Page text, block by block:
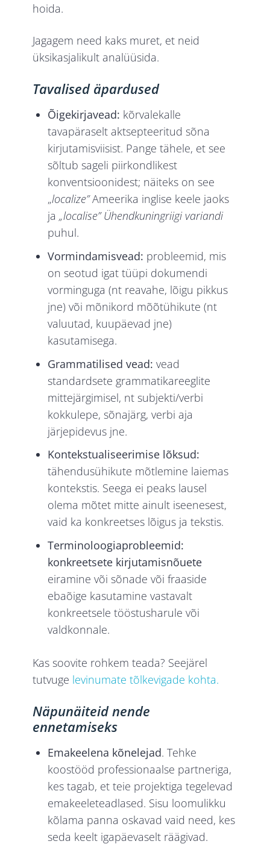
hoida.
Jagagem need kaks muret, et neid
üksikasjalikult analüüsida.
Tavalised äpardused
Õigekirjavead: kõrvalekalle
tavapäraselt aktsepteeritud sõna
kirjutamisviisist. Pange tähele, et see
sõltub sageli piirkondlikest
konventsioonidest; näiteks on see
„localize”Ameerika inglise keele jaoks
ja „localise” Ühendkuningriigi variandi
puhul.
Vormindamisvead: probleemid, mis
on seotud igat tüüpi dokumendi
vorminguga (nt reavahe, lõigu pikkus
jne) või mõnikord mõõtühikute (nt
valuutad, kuupäevad jne)
kasutamisega.
Grammatilised vead:vead
standardsete grammatikareeglite
mittejärgimisel, nt subjekti/verbi
kokkulepe, sõnajärg, verbi aja
järjepidevus jne.
Kontekstualiseerimise lõksud:
tähendusühikute mõtlemine laiemas
kontekstis. Seega ei peaks lausel
olema mõtet mitte ainult iseenesest,
vaid ka konkreetses lõigus ja tekstis.
Terminoloogiaprobleemid:
konkreetsete kirjutamisnõuete
eiramine või sõnade või fraaside
ebaõige kasutamine vastavalt
konkreetsele tööstusharule või
valdkonnale.
Kas soovite rohkem teada? Seejärel
tutvuge levinumate tõlkevigade kohta.
Näpunäiteid nende
ennetamiseks
Emakeelena kõnelejad. Tehke
koostööd professionaalse partneriga,
kes tagab, et teie projektiga tegelevad
emakeeleteadlased. Sisu loomulikku
kõlama panna oskavad vaid need, kes
seda keelt igapäevaselt räägivad.